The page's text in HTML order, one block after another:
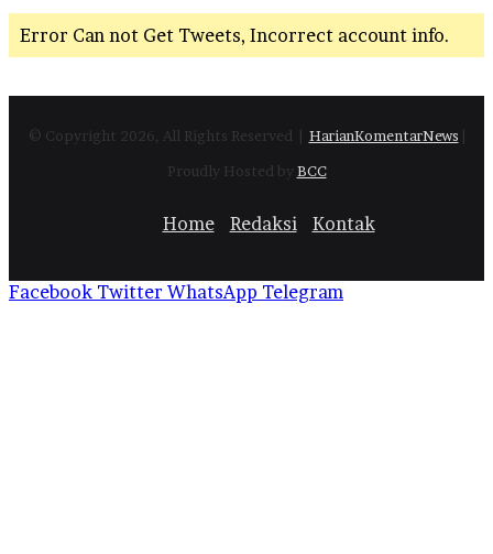
Error Can not Get Tweets, Incorrect account info.
© Copyright 2026, All Rights Reserved | HarianKomentarNews
Proudly Hosted by BCC
Home Redaksi Kontak
Facebook Twitter WhatsApp Telegram